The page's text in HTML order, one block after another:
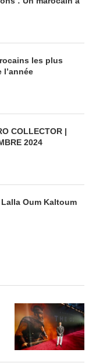
les plus
COLLECTOR |
2024
Oum Kaltoum